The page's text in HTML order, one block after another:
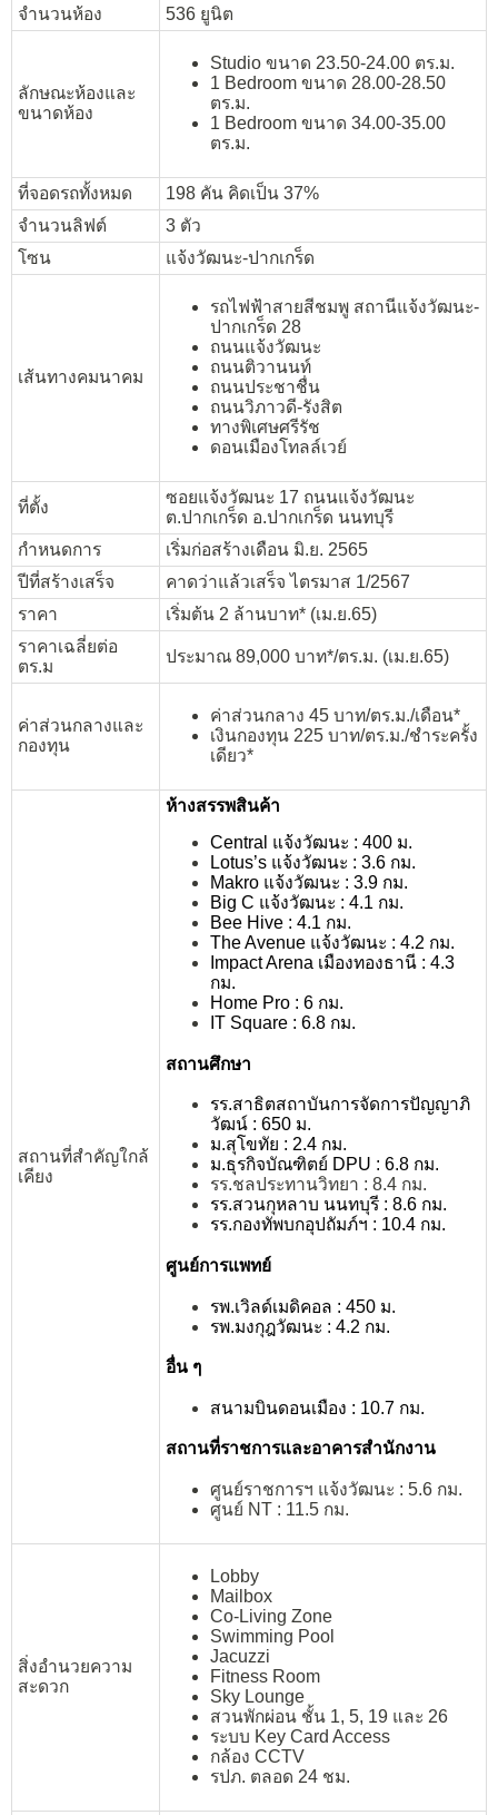
จำนวนห้อง 536 ยูนิต
ลักษณะห้องและ
ขนาดห้อง
Studio ขนาด 23.50-24.00 ตร.ม.
1 Bedroom ขนาด 28.00-28.50
ตร.ม.
1 Bedroom ขนาด 34.00-35.00
ตร.ม.
ที่จอดรถทั้งหมด
198 คัน คิดเป็น 37%
จำนวนลิฟต์
3 ตัว
โซน
แจ้งวัฒนะ-ปากเกร็ด
เส้นทางคมนาคม
รถไฟฟ้าสายสีชมพู สถานีแจ้งวัฒนะ-
ปากเกร็ด 28
ถนนแจ้งวัฒนะ
ถนนติวานนท์
ถนนประชาชื่น
ถนนวิภาวดี-รังสิต
ทางพิเศษศรีรัช
ดอนเมืองโทลล์เวย์
ที่ตั้ง
ซอยแจ้งวัฒนะ 17 ถนนแจ้งวัฒนะ
ต.ปากเกร็ด อ.ปากเกร็ด นนทบุรี
กำหนดการ
เริ่มก่อสร้างเดือน มิ.ย. 2565
ปีที่สร้างเสร็จ
คาดว่าแล้วเสร็จ ไตรมาส 1/2567
ราคา
เริ่มต้น 2 ล้านบาท* (เม.ย.65)
ราคาเฉลี่ยต่อ
ตร.ม
ประมาณ 89,000 บาท*/ตร.ม. (เม.ย.65)
ค่าส่วนกลางและ
กองทุน
ค่าส่วนกลาง 45 บาท/ตร.ม./เดือน*
เงินกองทุน 225 บาท/ตร.ม./ชำระครั้ง
เดียว*
สถานที่สำคัญใกล้
เคียง
ห้างสรรพสินค้า
Central แจ้งวัฒนะ : 400 ม.
Lotus’s แจ้งวัฒนะ : 3.6 กม.
Makro แจ้งวัฒนะ : 3.9 กม.
Big C แจ้งวัฒนะ : 4.1 กม.
Bee Hive : 4.1 กม.
The Avenue แจ้งวัฒนะ : 4.2 กม.
Impact Arena เมืองทองธานี : 4.3
กม.
Home Pro : 6 กม.
IT Square : 6.8 กม.
สถานศึกษา
รร.สาธิตสถาบันการจัดการปัญญาภิ
วัฒน์ : 650 ม.
ม.สุโขทัย : 2.4 กม.
ม.ธุรกิจบัณฑิตย์ DPU : 6.8 กม.
รร.ชลประทานวิทยา : 8.4 กม.
รร.สวนกุหลาบ นนทบุรี : 8.6 กม.
รร.กองทัพบกอุปถัมภ์ฯ : 10.4 กม.
ศูนย์การแพทย์
รพ.เวิลด์เมดิคอล : 450 ม.
รพ.มงกุฎวัฒนะ : 4.2 กม.
อื่น ๆ
สนามบินดอนเมือง : 10.7 กม.
สถานที่ราชการและอาคารสำนักงาน
ศูนย์ราชการฯ แจ้งวัฒนะ : 5.6 กม.
ศูนย์ NT : 11.5 กม.
สิ่งอำนวยความ
สะดวก
Lobby
Mailbox
Co-Living Zone
Swimming Pool
Jacuzzi
Fitness Room
Sky Lounge
สวนพักผ่อน ชั้น 1, 5, 19 และ 26
ระบบ Key Card Access
กล้อง CCTV
รปภ. ตลอด 24 ชม.